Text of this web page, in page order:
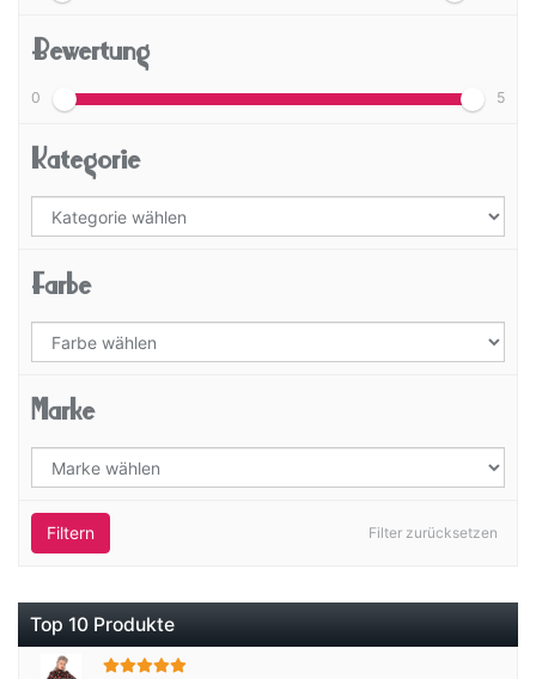
Bewertung
0 5
Kategorie
Farbe
Marke
Filter zurücksetzen
Filtern
Top 10 Produkte